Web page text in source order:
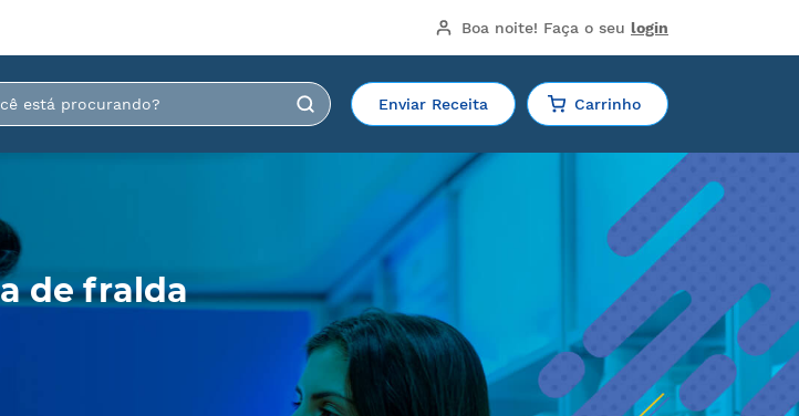
Boa noite! Faça o seu login
Enviar Receita Carrinho
de fralda